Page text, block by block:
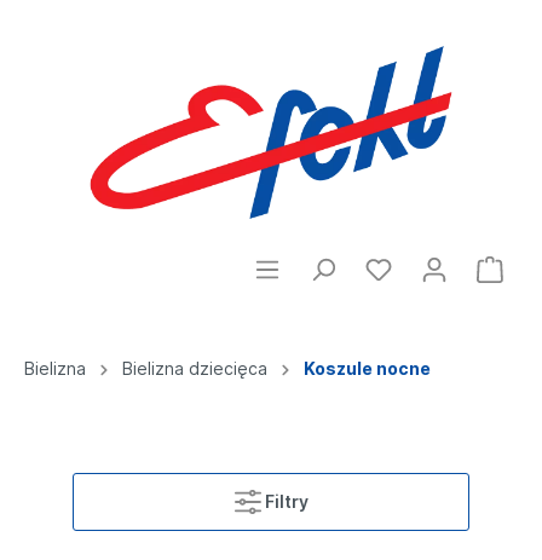
Bielizna Bielizna dziecięca Koszule nocne
Filtry